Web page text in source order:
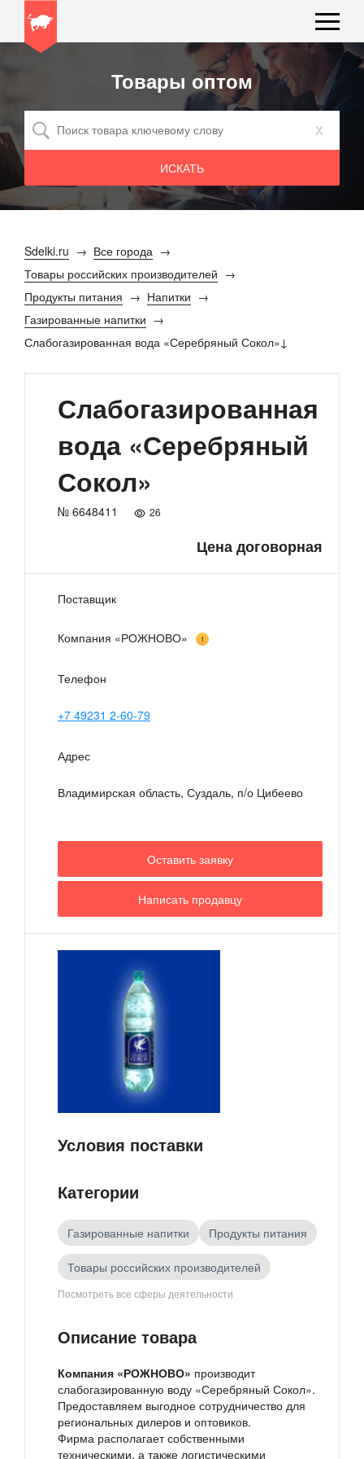
Товары оптом
x
Sdelki.ru
Все города
Товары российских производителей
Продукты питания
Напитки
Газированные напитки
Слабогазированная вода «Серебряный Сокол»
Слабогазированная
вода «Серебряный
Сокол»
№ 6648411 26
Цена договорная
Поставщик
Компания «РОЖНОВО» 1
Телефон
+7 49231 2-60-79
Адрес
Владимирская область, Суздаль, п/о Цибеево
Оставить заявку
Написать продавцу
Условия поставки
Категории
Газированные напитки Продукты питания
Товары российских производителей
Напитки
Посмотреть все сферы деятельности
Описание товара
Компания «РОЖНОВО» производит
слабогазированную воду «Серебряный Сокол».
Предоставляем выгодное сотрудничество для
региональных дилеров и оптовиков.
Фирма располагает собственными
техническими, а также логистическими